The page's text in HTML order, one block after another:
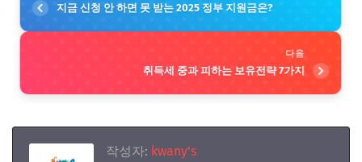
지금 신청 안 하면 못 받는 2025 정부 지원금은?
다음
취득세 중과 피하는 보유전략 7가지
작성자: kwany's